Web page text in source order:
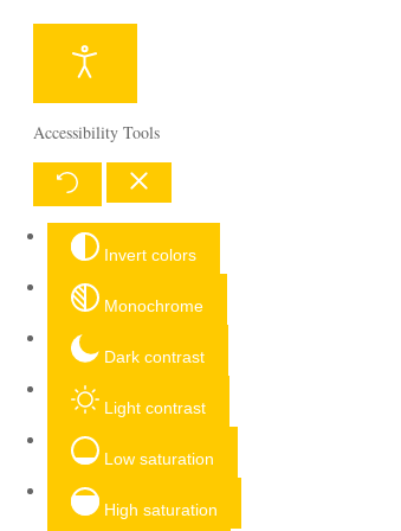
Accessibility Tools
Invert colors
Monochrome
Dark contrast
Light contrast
Low saturation
High saturation